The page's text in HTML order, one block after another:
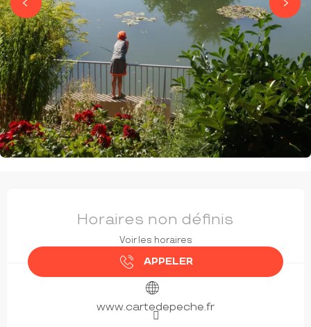
Horaires non définis
Voir les horaires
APPELER
www.cartedepeche.fr